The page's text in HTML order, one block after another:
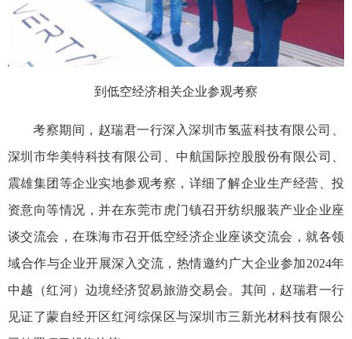
到低空经济相关企业参观考察
考察期间，赵瑞君一行深入深圳市氢蓝科技有限公司、
深圳市华美特科技有限公司、中航国际控股股份有限公司、
震雄集团等企业实地参观考察，详细了解企业生产经营、投
资意向等情况，并在东莞市虎门镇召开纺织服装产业企业座
谈交流会，在珠海市召开低空经济企业座谈交流会，就各领
域合作与企业开展深入交流，热情邀约广大企业参加2024年
中越（红河）边境经济贸易旅游交易会。其间，赵瑞君一行
见证了蒙自经开区红河综保区与深圳市三新光材科技有限公